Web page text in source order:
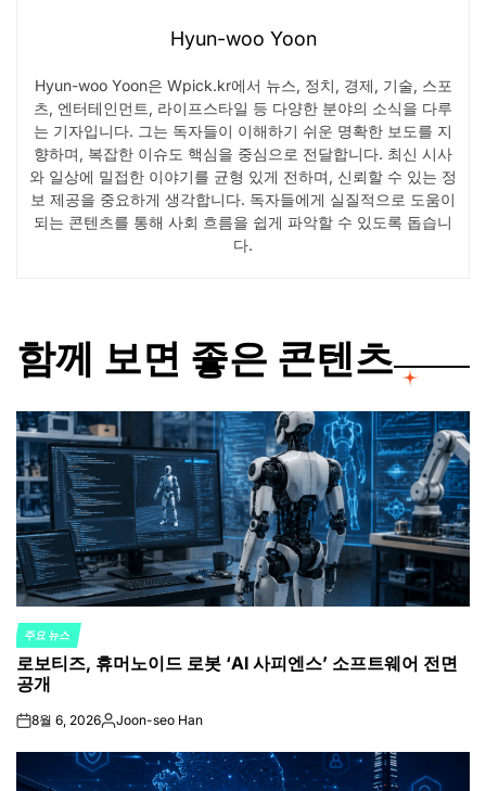
Hyun-woo Yoon
Hyun-woo Yoon은 Wpick.kr에서 뉴스, 정치, 경제, 기술, 스포
츠, 엔터테인먼트, 라이프스타일 등 다양한 분야의 소식을 다루
는 기자입니다. 그는 독자들이 이해하기 쉬운 명확한 보도를 지
향하며, 복잡한 이슈도 핵심을 중심으로 전달합니다. 최신 시사
와 일상에 밀접한 이야기를 균형 있게 전하며, 신뢰할 수 있는 정
보 제공을 중요하게 생각합니다. 독자들에게 실질적으로 도움이
되는 콘텐츠를 통해 사회 흐름을 쉽게 파악할 수 있도록 돕습니
다.
함께 보면 좋은 콘텐츠
POSTED
IN
주요 뉴스
로보티즈, 휴머노이드 로봇 ‘AI 사피엔스’ 소프트웨어 전면
공개
on8월 6, 2026Posted
Joon-seo Han